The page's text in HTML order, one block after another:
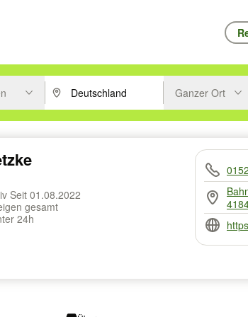
oder Vorschläge mit den Pfeiltasten nach oben/
PLZ oder Ort eingeben. Eingabetaste
Ganzer Ort
Seit 01.08.2022
gesamt
24h